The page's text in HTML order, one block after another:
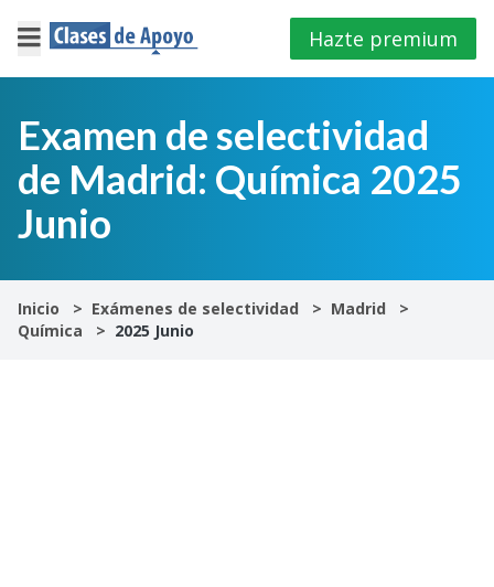
×
Iniciar
sesión
E.S.O
Hazte premium
Examen de selectividad
de Madrid: Química 2025
Junio
Inicio Exámenes de selectividad
Madrid
Química
2025 Junio